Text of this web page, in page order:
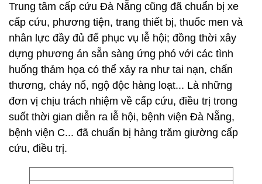
Trung tâm cấp cứu Đà Nẵng cũng đã chuẩn bị xe
cấp cứu, phương tiện, trang thiết bị, thuốc men và
nhân lực đầy đủ để phục vụ lễ hội; đồng thời xây
dựng phương án sẵn sàng ứng phó với các tình
huống thảm họa có thể xảy ra như tai nạn, chấn
thương, cháy nổ, ngộ độc hàng loạt... Là những
đơn vị chịu trách nhiệm về cấp cứu, điều trị trong
suốt thời gian diễn ra lễ hội, bệnh viện Đà Nẵng,
bệnh viện C... đã chuẩn bị hàng trăm giường cấp
cứu, điều trị.